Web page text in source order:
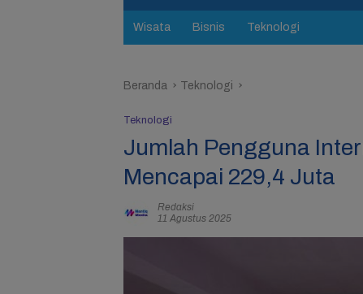
Wisata Bisnis Teknologi
Beranda Teknologi
Teknologi
Jumlah Pengguna
Mencapai 229,4 Juta
Redaksi
11 Agustus 2025